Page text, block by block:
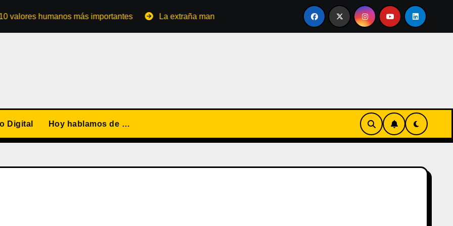
humanos más importantes La extraña manera de convertirse en familia El primer tour de la India Chiquitina
Digital Hoy hablamos de …